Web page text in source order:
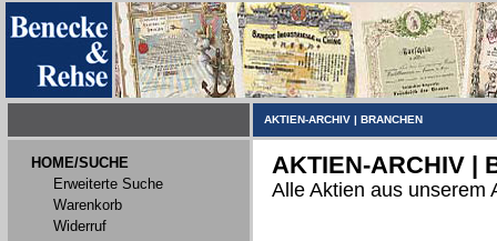
AKTIEN-ARCHIV | BRANCHEN
HOME/SUCHE
Erweiterte Suche
Warenkorb
Widerruf
AKTIEN-ARCHIV |
Alle Aktien aus unserem